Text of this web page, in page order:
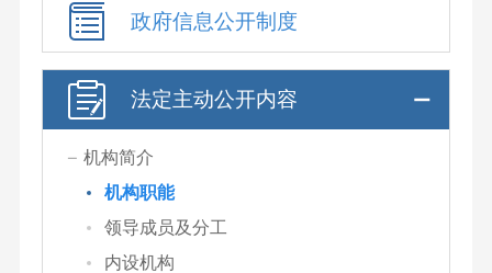
政府信息公开制度
法定主动公开内容
机构简介
机构职能
领导成员及分工
内设机构